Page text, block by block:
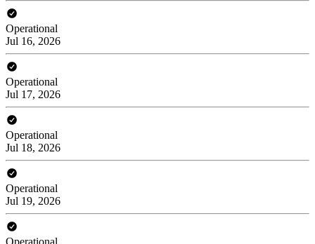
Operational
Jul 16, 2026
Operational
Jul 17, 2026
Operational
Jul 18, 2026
Operational
Jul 19, 2026
Operational